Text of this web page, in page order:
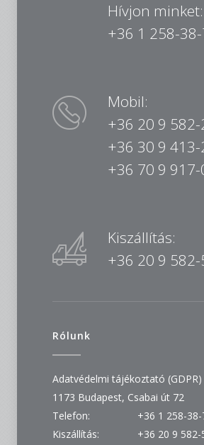
Hívjon minket:
+36 1 258-
Mobil:
+36 20 9 582-
+36 30 9
+36 70 9 917-
Kiszállítás:
+36 20 9
Rólunk
Adatvédelmi tájékoztató (GDPR)
1173 Budapest, Csabai út 72
Telefon:
+36 1 258-
Kiszállítás:
+36 20 9 582-